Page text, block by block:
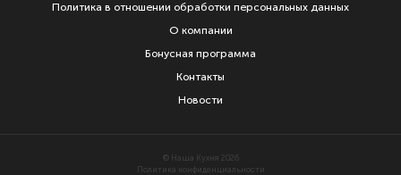
Политика в отношении обработки персональных данных
О компании
Бонусная программа
Контакты
Новости
© Наша Кухня 2026
Политика конфиденциальности